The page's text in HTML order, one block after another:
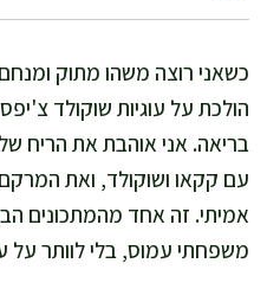
כשאני רוצה משהו מתוק ומנחם,
הולכת על עוגיות שוקולד
בריאה. אני אוהבת את הריח
עם קקאו ושוקולד, ואת
אמיתי. זה אחד מהמתכונים
משפחתי עמוס, בלי לוותר על